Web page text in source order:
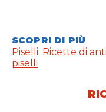
SCOPRI DI PIÙ
Piselli: Ricette di
piselli